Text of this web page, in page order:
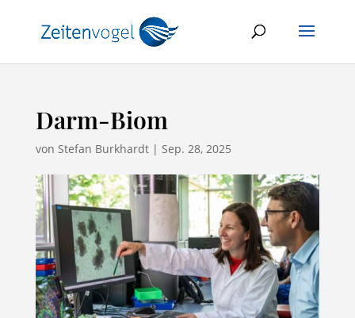
Darm-Biom
von Stefan Burkhardt| Sep. 28, 2025